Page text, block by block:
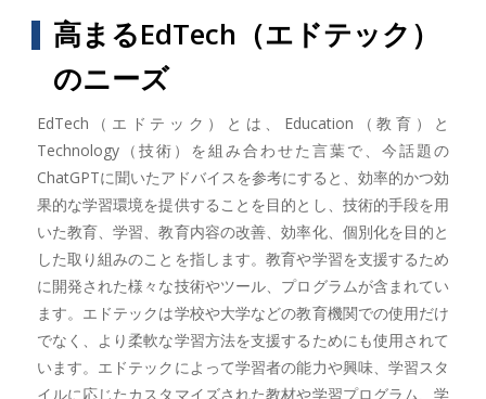
高まるEdTech（エドテック）
のニーズ
EdTech（エドテック）とは、Education（教育）と
Technology（技術）を組み合わせた言葉で、今話題の
ChatGPTに聞いたアドバイスを参考にすると、効率的かつ効
果的な学習環境を提供することを目的とし、技術的手段を用
いた教育、学習、教育内容の改善、効率化、個別化を目的と
した取り組みのことを指します。教育や学習を支援するため
に開発された様々な技術やツール、プログラムが含まれてい
ます。エドテックは学校や大学などの教育機関での使用だけ
でなく、より柔軟な学習方法を支援するためにも使用されて
います。エドテックによって学習者の能力や興味、学習スタ
イルに応じたカスタマイズされた教材や学習プログラム、学